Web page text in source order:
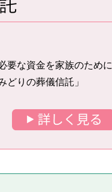
要な資金を家族のために
どりの葬儀信託」